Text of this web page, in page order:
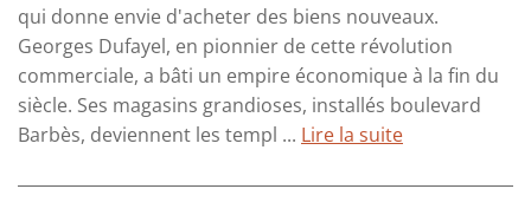
qui donne envie d'acheter des biens nouveaux.
Georges Dufayel, en pionnier de cette révolution
commerciale, a bâti un empire économique à la fin du
siècle. Ses magasins grandioses, installés boulevard
Barbès, deviennent les templ ... Lire la suite